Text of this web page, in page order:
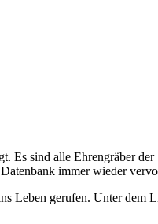
Es sind alle Ehrengräber
immer wieder
Leben gerufen. Unter dem